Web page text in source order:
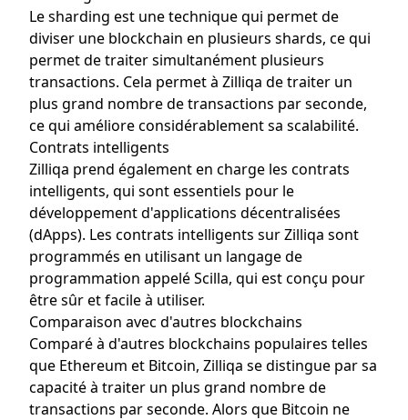
Le sharding est une technique qui permet de
diviser une blockchain en plusieurs shards, ce qui
permet de traiter simultanément plusieurs
transactions. Cela permet à Zilliqa de traiter un
plus grand nombre de transactions par seconde,
ce qui améliore considérablement sa scalabilité.
Contrats intelligents
Zilliqa prend également en charge les contrats
intelligents, qui sont essentiels pour le
développement d'applications décentralisées
(dApps). Les contrats intelligents sur Zilliqa sont
programmés en utilisant un langage de
programmation appelé Scilla, qui est conçu pour
être sûr et facile à utiliser.
Comparaison avec d'autres blockchains
Comparé à d'autres blockchains populaires telles
que Ethereum et Bitcoin, Zilliqa se distingue par sa
capacité à traiter un plus grand nombre de
transactions par seconde. Alors que Bitcoin ne